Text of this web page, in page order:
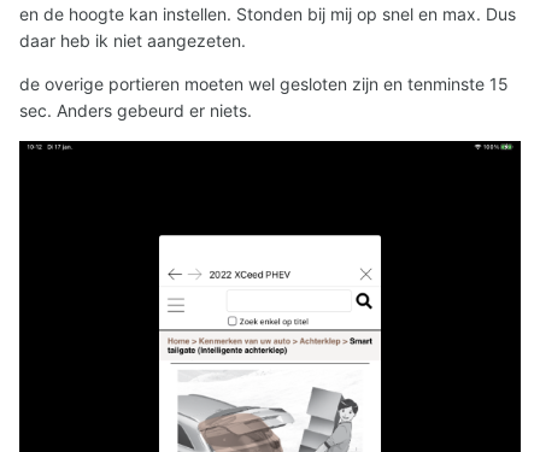
en de hoogte kan instellen. Stonden bij mij op snel en max. Dus
daar heb ik niet aangezeten.
de overige portieren moeten wel gesloten zijn en tenminste 15
sec. Anders gebeurd er niets.